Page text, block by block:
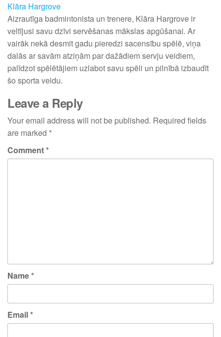
Klāra Hargrove
Aizrautīga badmintonista un trenere, Klāra Hargrove ir
veltījusi savu dzīvi servēšanas mākslas apgūšanai. Ar
vairāk nekā desmit gadu pieredzi sacensību spēlē, viņa
dalās ar savām atziņām par dažādiem servju veidiem,
palīdzot spēlētājiem uzlabot savu spēli un pilnībā izbaudīt
šo sporta veidu.
Leave a Reply
Your email address will not be published. Required fields
are marked *
Comment*
Name*
Email*